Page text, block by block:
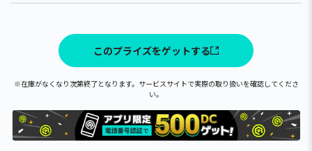
このプライズをゲットする
※在庫がなくなり次第終了となります。サービスサイトで実際の取り扱いを確認してくださ
い。